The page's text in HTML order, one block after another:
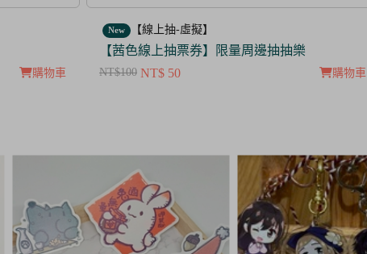
購物車
New 【線上抽-虛擬】
【夢100】抽抽樂票券_暮色中閃爍的愛的螢火
NT$ 350 購物車